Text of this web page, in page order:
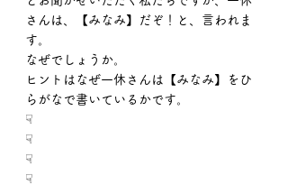
さんは、【みなみ】だぞ！と、言われま
す。
なぜでしょうか。
ヒントはなぜ一休さんは【みなみ】をひ
らがなで書いているかです。
☟
☟
☟
☟